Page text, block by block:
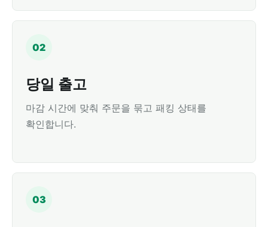
02
당일 출고
마감 시간에 맞춰 주문을 묶고 패킹 상태를
확인합니다.
03